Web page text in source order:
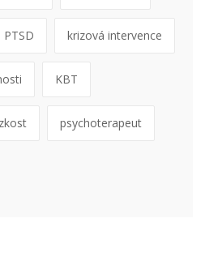
PTSD krizová intervence
KBT
psychoterapeut